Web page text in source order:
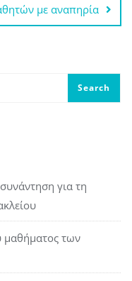
με αναπηρία
για τη
μαθήματος των